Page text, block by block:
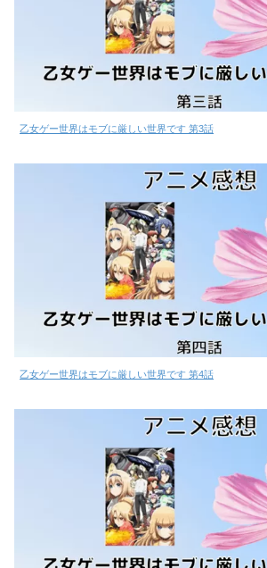
乙女ゲー世界はモブに厳しい世界です 第3話
乙女ゲー世界はモブに厳しい世界です 第4話